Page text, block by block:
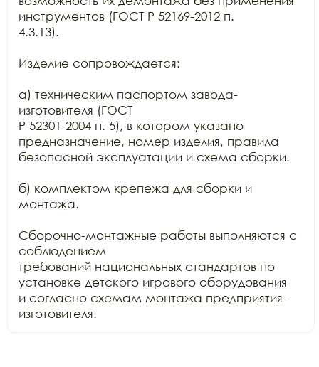
инструментов (ГОСТ Р 52169-2012 п.
4.3.13).
Изделие сопровождается:
а) техническим паспортом завода-
изготовителя (ГОСТ
Р 52301-2004 п. 5), в котором указано
предназначение, номер изделия, правила
безопасной эксплуатации и схема сборки.
б) комплектом крепежа для сборки и
монтажа.
Сборочно-монтажные работы выполняются с
соблюдением
требований национальных стандартов по
установке детского игрового оборудования
и согласно схемам монтажа предприятия-
изготовителя.